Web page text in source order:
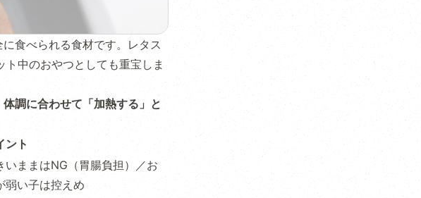
食べられる食材です。レタス
中のおやつとしても重宝しま
調に合わせて「加熱する」と
ント
いままはNG（胃腸負担）／お
弱い子は控えめ